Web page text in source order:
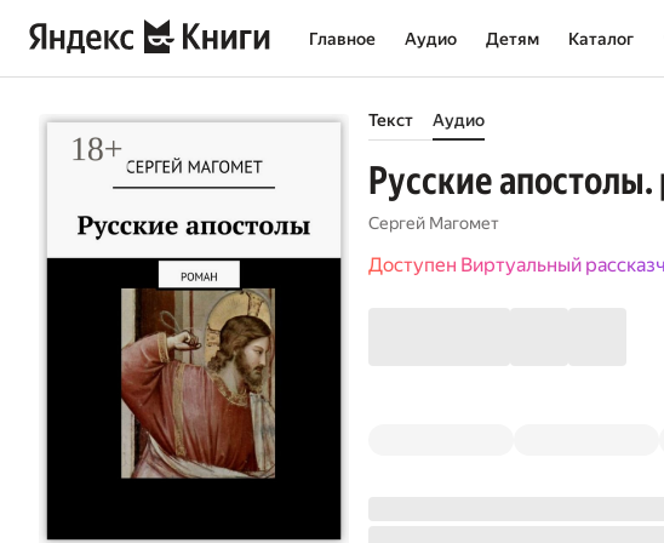
Главное Аудио Детям Каталог
Текст Аудио
Русские
Сергей Магомет
Доступен Виртуальный